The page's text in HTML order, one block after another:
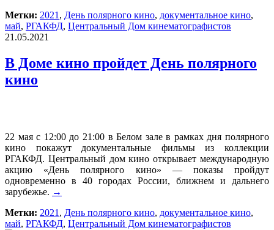
Метки: 2021 , День полярного кино, документальное кино,
май, РГАКФД, Центральный Дом кинематографистов
21.05.2021
В Доме кино пройдет День полярного
кино
22 мая с 12:00 до 21:00 в Белом зале в рамках дня полярного
кино покажут документальные фильмы из коллекции
РГАКФД. Центральный дом кино открывает международную
акцию «День полярного кино» — показы пройдут
одновременно в 40 городах России, ближнем и дальнего
зарубежье. →
Метки: 2021, День полярного кино, документальное кино,
май, РГАКФД, Центральный Дом кинематографистов